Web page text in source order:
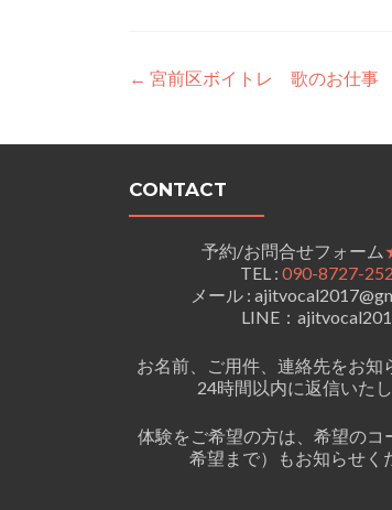
投
ビ
ョ
← 宮前区ボイトレ 歌のお仕事
CONTACT
予約/お問合せフォーム
TEL : 090-8727-
メール :
LINE：
お名前、ご用件、連絡先をお知
24時間以内に返信いたし
体験をご希望の方は、希望のコ
希望まで）もお知らせく